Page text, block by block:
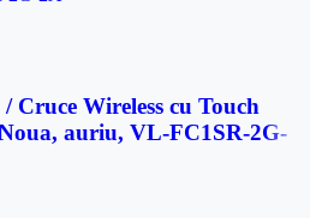
Cruce Wireless cu Touch
auriu, VL-FC1SR-2G-